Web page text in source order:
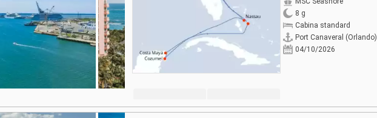
8 g
Cabina standard
Port Canaveral (Orlando)
04/10/2026